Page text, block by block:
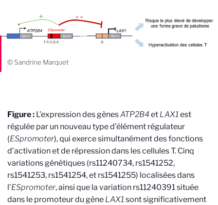
© Sandrine Marquet
Figure : L'expression des gènesATP2B4et LAX1 est
régulée par un nouveau type d’élément régulateur
(ESpromoter), qui exerce simultanément des fonctions
d’activation et de répression dans les cellules T. Cinq
variations génétiques (rs11240734, rs1541252,
rs1541253, rs1541254, et rs1541255) localisées dans
l’ESpromoter, ainsi que la variation rs11240391 située
dans le promoteur du gène LAX1 sont significativement